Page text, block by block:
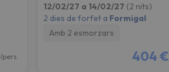
/pers.
12/02/27 a 14/02/27 (2 nits)
2 dies de forfet a Formigal
Amb 2 esmorzars
404 €